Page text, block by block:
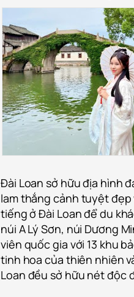
Đài Loan sở hữu địa hình
lam thắng cảnh tuyệt
tiếng ở Đài Loan để du
núi A Lý Sơn, núi Dương
viên quốc gia với 13 khu
tinh hoa của thiên nhiên
Loan đều sở hữu nét độc